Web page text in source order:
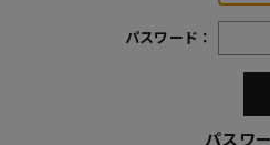
パスワード：
パスワ